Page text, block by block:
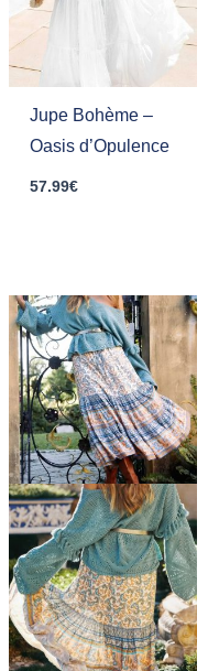
Jupe Bohème –
Oasis d’Opulence
57.99€